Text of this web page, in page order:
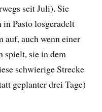
seit Juli). Sie
Pasto losgeradelt
auf, auch wenn einer
spielt, sie in dem
schwierige Strecke
geplanter drei Tage)